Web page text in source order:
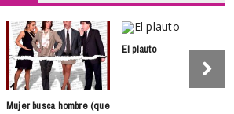
Mujer busca hombre (que
El plauto